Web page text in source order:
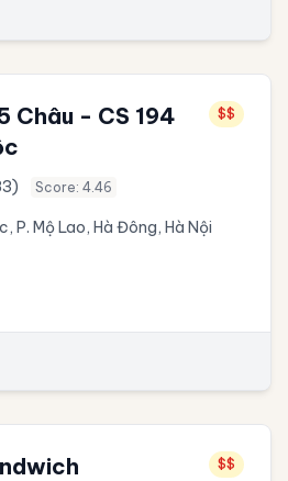
Châu - CS 194
$$
Score: 4.46
P. Mộ Lao, Hà Đông, Hà Nội
$$